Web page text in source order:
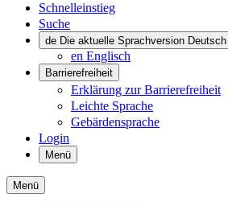
Schnelleinstieg
Suche
de Die aktuelle Sprachversion
en Englisch
Barrierefreiheit
Erklärung zur Barrierefreiheit
Leichte Sprache
Gebärdensprache
Login
Menü
Menü